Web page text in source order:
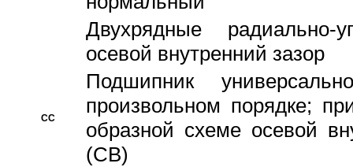
Двухрядные радиально-
осевой внутренний зазор
CC
Подшипник
произвольном порядке;
образной схеме осевой
(CB)